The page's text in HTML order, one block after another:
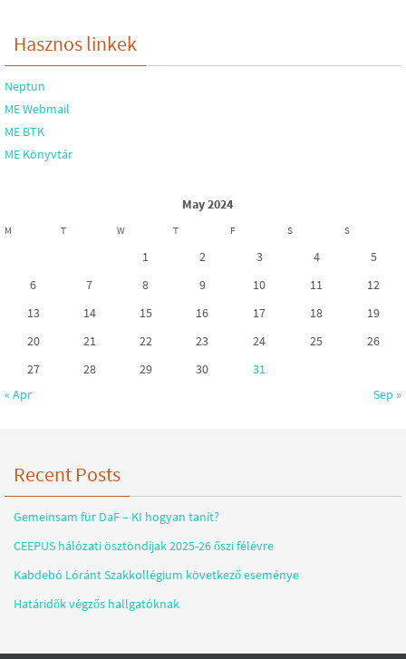
Hasznos linkek
Neptun
ME Webmail
ME BTK
ME Könyvtár
May 2024
M T W T F S S
« Apr Sep »
1 2 3 4
5
6
7 8 9 10 11
12
13
14 15 16 17 18
19
20
21 22 23 24 25
26
27
28 29 30 31
Recent Posts
Gemeinsam für DaF – KI hogyan tanít?
CEEPUS hálózati ösztöndíjak 2025-26 őszi félévre
Kabdebó Lóránt Szakkollégium következő eseménye
Határidők végzős hallgatóknak